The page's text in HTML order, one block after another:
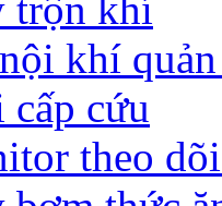
khí
cấp cứu
theo